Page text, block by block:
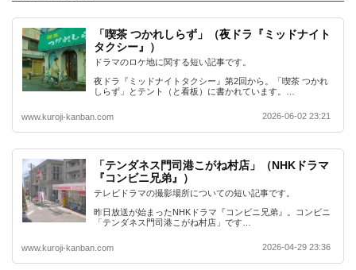
「喫茶 つかれしらず」（夜ドラ『ミッドナイト
タクシー』）
ドラマのロケ地に関する短い記事です。
夜ドラ『ミッドナイトタクシー』第2回から。「喫茶 つかれ
しらず」とテント（と看板）に書かれています。…
www.kuroji-kanban.com 2026-06-02 23:21
「テンダネス門司港こがね村店」（NHKドラマ
『コンビニ兄弟』）
テレビドラマの撮影場所についての短い記事です。
昨日放送が始まったNHKドラマ『コンビニ兄弟』。コンビニ
「テンダネス門司港こがね村店」です…
www.kuroji-kanban.com 2026-04-29 23:36